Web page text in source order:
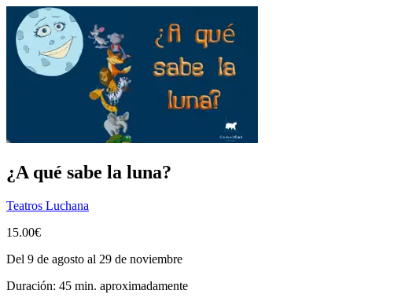
¿A qué sabe la luna?
Teatros Luchana
15.00€
Del 9 de agosto al 29 de noviembre
Duración: 45 min. aproximadamente